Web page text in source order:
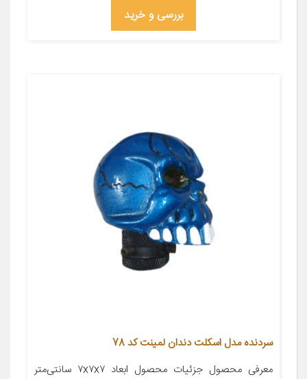
بررسی و خرید
سردنده مدل اسکلت دندان لمینت کد 78
معرفی محصول جزئیات محصول ابعاد ۷x۷x۷ سانتی‌متر